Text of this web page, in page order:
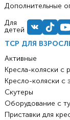
ТСР ДЛЯ
Активные
Кресла-коляски с
Кресло-коляски с
Скутеры
Оборудование с
Приставки для
Дополнительные
Для
детей